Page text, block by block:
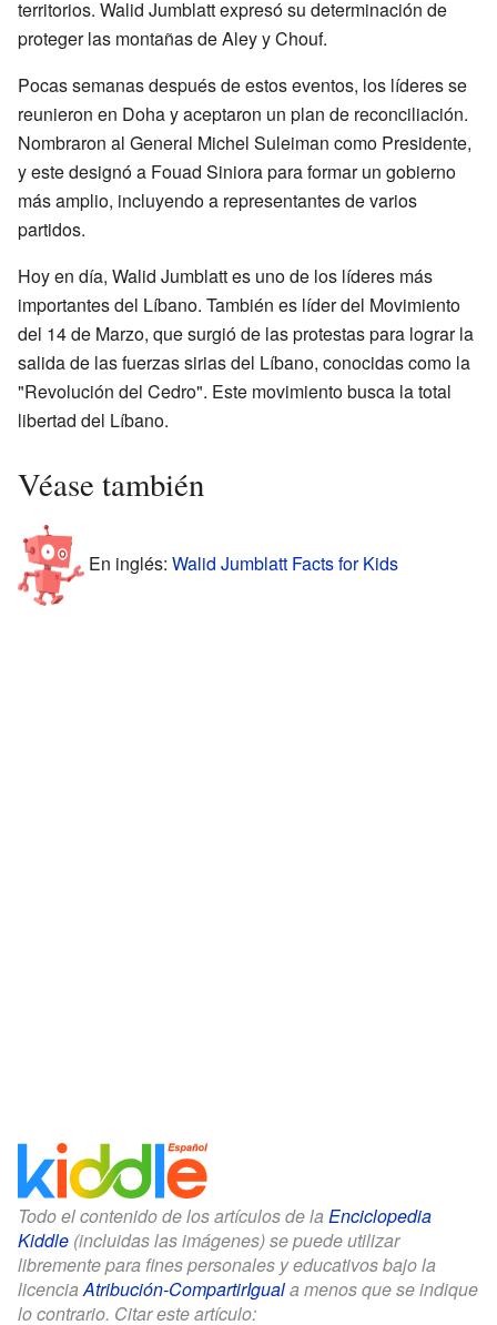
territorios. Walid Jumblatt expresó su determinación de
proteger las montañas de Aley y Chouf.
Pocas semanas después de estos eventos, los líderes se
reunieron en Doha y aceptaron un plan de reconciliación.
Nombraron al General Michel Suleiman como Presidente,
y este designó a Fouad Siniora para formar un gobierno
más amplio, incluyendo a representantes de varios
partidos.
Hoy en día, Walid Jumblatt es uno de los líderes más
importantes del Líbano. También es líder del Movimiento
del 14 de Marzo, que surgió de las protestas para lograr la
salida de las fuerzas sirias del Líbano, conocidas como la
"Revolución del Cedro". Este movimiento busca la total
libertad del Líbano.
Véase también
En inglés: Walid Jumblatt Facts for Kids
Todo el contenido de los artículos de la Enciclopedia
Kiddle (incluidas las imágenes) se puede utilizar
libremente para fines personales y educativos bajo la
licenciaAtribución-CompartirIguala menos que se indique
lo contrario. Citar este artículo: